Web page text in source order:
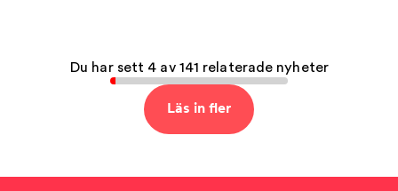
Du har sett 4 av 141 relaterade nyheter
Läs in fler